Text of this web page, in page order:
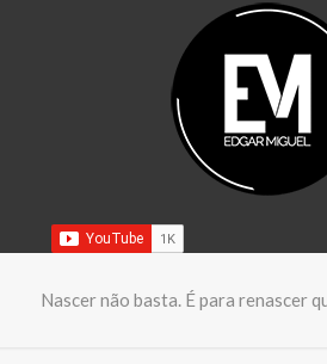
Nascer não basta. É para renascer